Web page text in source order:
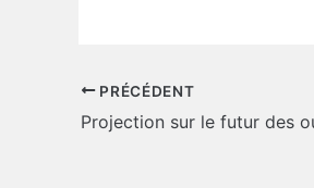
PRÉCÉDENT
Projection sur le futur des